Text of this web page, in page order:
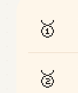
🥇
🥈